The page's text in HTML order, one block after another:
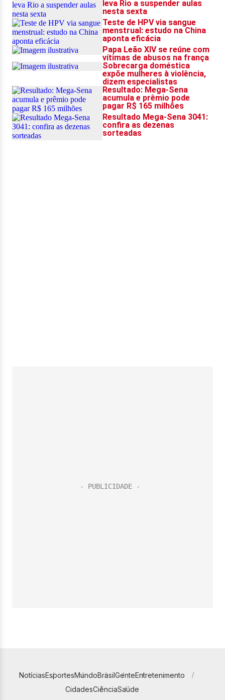
NotíciasEsportesMundoBrasilGenteEntretenimento
CidadesCiênciaSaúde